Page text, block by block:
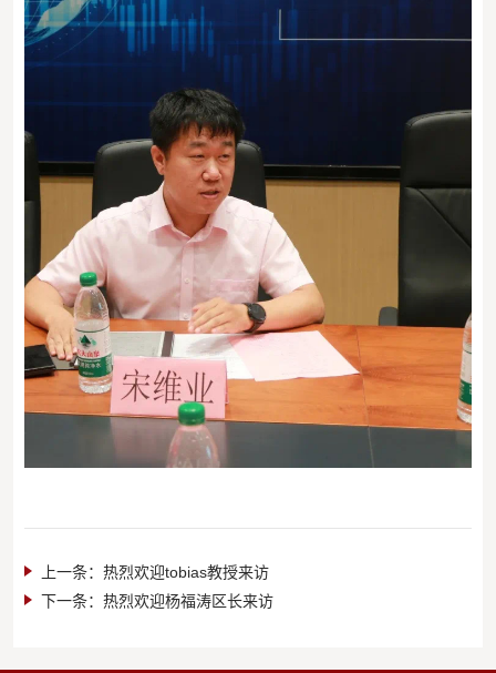
上一条：热烈欢迎tobias教授来访
下一条：热烈欢迎杨福涛区长来访